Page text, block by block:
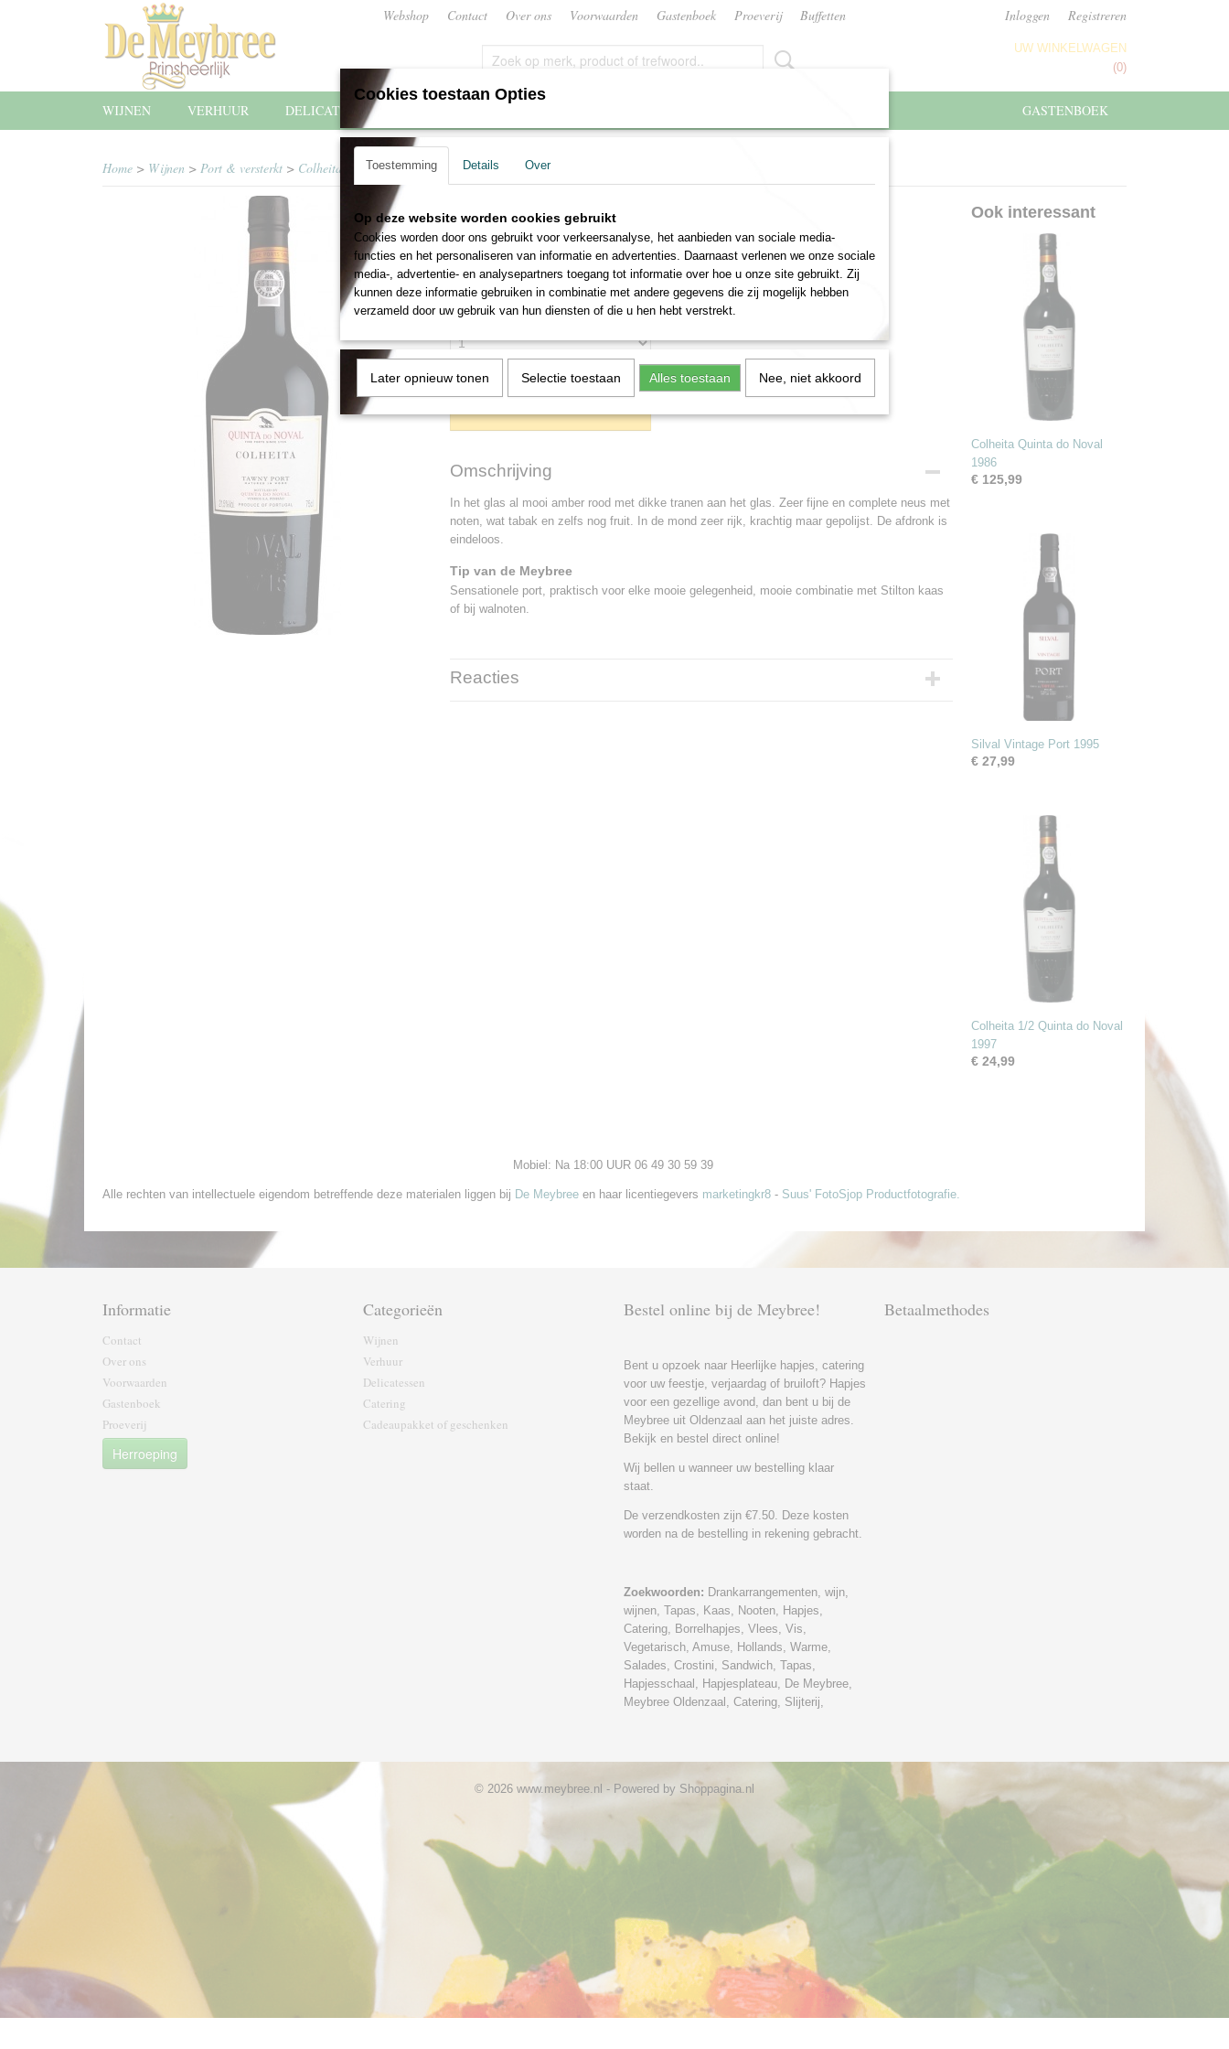
Webshop Contact Over ons Voorwaarden Gastenboek Proeverij Buffetten Inloggen Registreren
UW WINKELWAGEN
(0)
GASTENBOEK
WIJNEN VERHUUR DELICATESSEN
Home > Wijnen > Port & versterkt > Colheita Quinta do Noval 2000
Colheita Quinta do Noval 2000
€ 42,99 (inclusief btw 21%)
Op voorraad
Aantal
Omschrijving
In het glas al mooi amber rood met dikke tranen aan het glas. Zeer fijne en complete neus met
noten, wat tabak en zelfs nog fruit. In de mond zeer rijk, krachtig maar gepolijst. De afdronk is
eindeloos.
Tip van de Meybree
Sensationele port, praktisch voor elke mooie gelegenheid, mooie combinatie met Stilton kaas
of bij walnoten.
Reacties
Ook interessant
Colheita Quinta do Noval
1986
€ 125,99
Silval Vintage Port 1995
€ 27,99
Colheita 1/2 Quinta do Noval
1997
€ 24,99
Mobiel: Na 18:00 UUR 06 49 30 59 39
Alle rechten van intellectuele eigendom betreffende deze materialen liggen bij De Meybree en haar licentiegevers marketingkr8 - Suus' FotoSjop Productfotografie.
Informatie
Contact
Over ons
Voorwaarden
Gastenboek
Proeverij
Herroeping
Categorieën
Wijnen
Verhuur
Delicatessen
Catering
Cadeaupakket of geschenk‎en
Bestel online bij de Meybree!
Bent u opzoek naar Heerlijke hapjes, catering
voor uw feestje, verjaardag of bruiloft? Hapjes
voor een gezellige avond, dan bent u bij de
Meybree uit Oldenzaal aan het juiste adres.
Bekijk en bestel direct online!
Wij bellen u wanneer uw bestelling klaar
staat.
De verzendkosten zijn €7.50. Deze kosten
worden na de bestelling in rekening gebracht.
Zoekwoorden: Drankarrangementen, wijn,
wijnen, Tapas, Kaas, Nooten, Hapjes,
Catering, Borrelhapjes, Vlees, Vis,
Vegetarisch, Amuse, Hollands, Warme,
Salades, Crostini, Sandwich, Tapas,
Hapjesschaal, Hapjesplateau, De Meybree,
Meybree Oldenzaal, Catering, Slijterij,
Betaalmethodes
© 2026 www.meybree.nl - Powered by Shoppagina.nl
Cookies toestaan Opties
Toestemming Details Over
Op deze website worden cookies gebruikt
Cookies worden door ons gebruikt voor verkeersanalyse, het aanbieden van sociale media-
functies en het personaliseren van informatie en advertenties. Daarnaast verlenen we onze sociale
media-, advertentie- en analysepartners toegang tot informatie over hoe u onze site gebruikt. Zij
kunnen deze informatie gebruiken in combinatie met andere gegevens die zij mogelijk hebben
verzameld door uw gebruik van hun diensten of die u hen hebt verstrekt.
Later opnieuw tonen Selectie toestaan Alles toestaan Nee, niet akkoord